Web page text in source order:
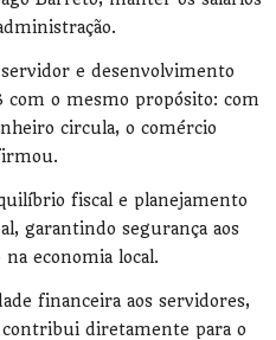
e desenvolvimento
com o mesmo propósito: com
circula, o comércio
fiscal e planejamento
garantindo segurança aos
economia local.
financeira aos servidores,
diretamente para o